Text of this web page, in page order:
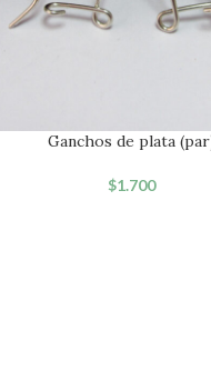
Ganchos de plata
$1.700